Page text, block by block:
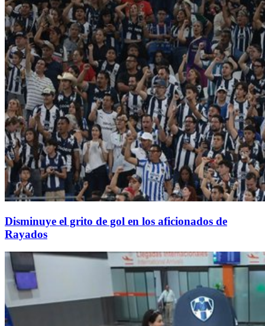
Disminuye el grito de gol en los aficionados de
Rayados